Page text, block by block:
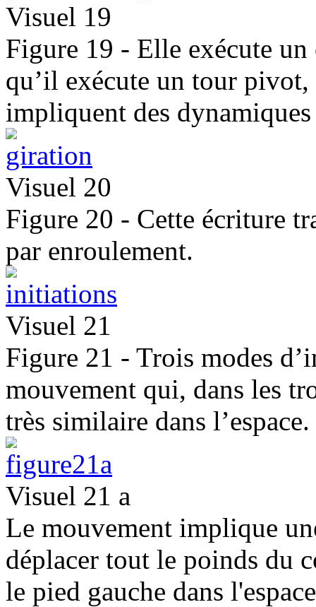
Visuel 19
Figure 19 - Elle exécute
qu’il exécute un tour
impliquent des
Visuel 20
Figure 20 - Cette écriture
par enroulement.
Visuel 21
Figure 21 - Trois modes
mouvement qui, dans les
très similaire dans l’espace.
Visuel 21 a
Le mouvement implique
déplacer tout le poinds du
le pied gauche dans